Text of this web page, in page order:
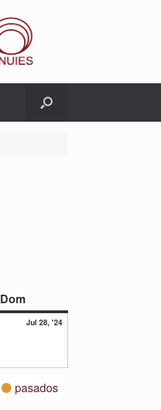
Domdomingo
Jul 28, '2428
pasados